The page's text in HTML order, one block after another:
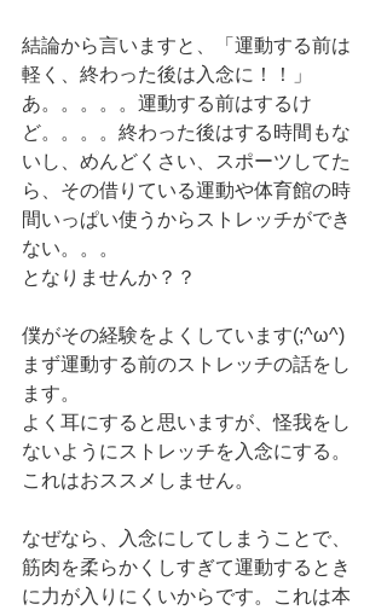
結論から言いますと、「運動する前は
軽く、終わった後は入念に！！」
あ。。。。。運動する前はするけ
ど。。。。終わった後はする時間もな
いし、めんどくさい、スポーツしてた
ら、その借りている運動や体育館の時
間いっぱい使うからストレッチができ
ない。。。
となりませんか？？
僕がその経験をよくしています(;^ω^)
まず運動する前のストレッチの話をし
ます。
よく耳にすると思いますが、怪我をし
ないようにストレッチを入念にする。
これはおススメしません。
なぜなら、入念にしてしまうことで、
筋肉を柔らかくしすぎて運動するとき
に力が入りにくいからです。これは本